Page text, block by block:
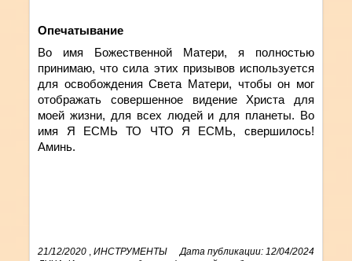
Опечатывание
Во имя Божественной Матери, я полностью
принимаю, что сила этих призывов используется
для освобождения Света Матери, чтобы он мог
отображать совершенное видение Христа для
моей жизни, для всех людей и для планеты. Во
имя Я ЕСМЬ ТО ЧТО Я ЕСМЬ, свершилось!
Аминь.
21/12/2020 Дата публикации: 12/04/2024
,ИНСТРУМЕНТЫ